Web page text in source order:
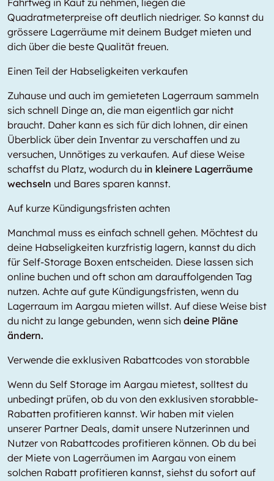
Fahrtweg in Kauf zu nehmen, liegen die
Quadratmeterpreise oft deutlich niedriger. So kannst du
grössere Lagerräume mit deinem Budget mieten und
dich über die beste Qualität freuen.
Einen Teil der Habseligkeiten verkaufen
Zuhause und auch im gemieteten Lagerraum sammeln
sich schnell Dinge an, die man eigentlich gar nicht
braucht. Daher kann es sich für dich lohnen, dir einen
Überblick über dein Inventar zu verschaffen und zu
versuchen, Unnötiges zu verkaufen. Auf diese Weise
schaffst du Platz, wodurch du in kleinere Lagerräume
wechseln und Bares sparen kannst.
Auf kurze Kündigungsfristen achten
Manchmal muss es einfach schnell gehen. Möchtest du
deine Habseligkeiten kurzfristig lagern, kannst du dich
für Self-Storage Boxen entscheiden. Diese lassen sich
online buchen und oft schon am darauffolgenden Tag
nutzen. Achte auf gute Kündigungsfristen, wenn du
Lagerraum im Aargau mieten willst. Auf diese Weise bist
du nicht zu lange gebunden, wenn sich deine Pläne
ändern.
Verwende die exklusiven Rabattcodes von storabble
Wenn du Self Storage im Aargau mietest, solltest du
unbedingt prüfen, ob du von den exklusiven storabble-
Rabatten profitieren kannst. Wir haben mit vielen
unserer Partner Deals, damit unsere Nutzerinnen und
Nutzer von Rabattcodes profitieren können. Ob du bei
der Miete von Lagerräumen im Aargau von einem
solchen Rabatt profitieren kannst, siehst du sofort auf